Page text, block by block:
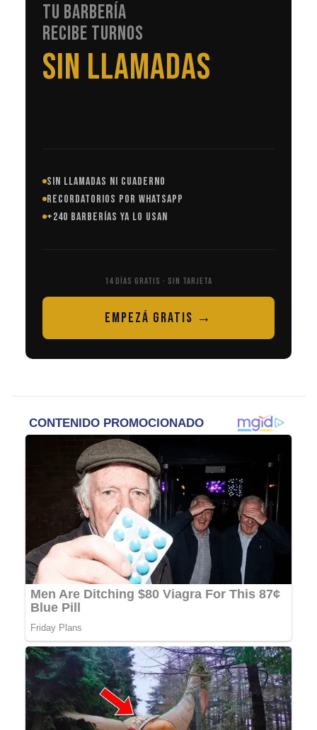
TU BARBERÍA
RECIBE TURNOS
EN AUTOMÁTICO
SIN LLAMADAS NI CUADERNO
RECORDATORIOS POR WHATSAPP
+240 BARBERÍAS YA LO USAN
14 DÍAS GRATIS · SIN TARJETA
EMPEZÁ GRATIS →